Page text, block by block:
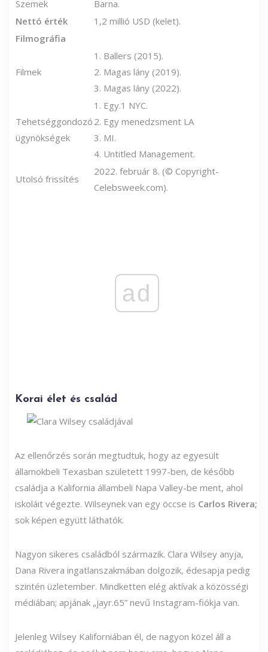
Szemek
Barna.
Nettó érték
1,2 millió USD (kelet).
Filmográfia
Filmek
1. Ballers (2015).
2. Magas lány (2019).
3. Magas lány (2022).
Tehetséggondozó
ügynökségek
1. Egy.1 NYC.
2. Egy menedzsment LA
3. MI.
4. Untitled Management.
Utolsó frissítés
2022. február 8. (© Copyright-
Celebsweek.com).
ad
Korai élet és család
Az ellenőrzés során megtudtuk, hogy az egyesült
államokbeli Texasban született 1997-ben, de később
családja a Kalifornia állambeli Napa Valley-be ment, ahol
iskoláit végezte. Wilseynek van egy öccse is Carlos Rivera;
sok képen együtt láthatók.
Nagyon sikeres családból származik. Clara Wilsey anyja,
Dana Rivera ingatlanszakmában dolgozik, édesapja pedig
szintén üzletember. Mindketten elég aktívak a közösségi
médiában; apjának „jayr.65” nevű Instagram-fiókja van.
Jelenleg Wilsey Kaliforniában él, de nagyon közel áll a